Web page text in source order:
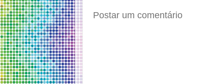
Postar um comentário